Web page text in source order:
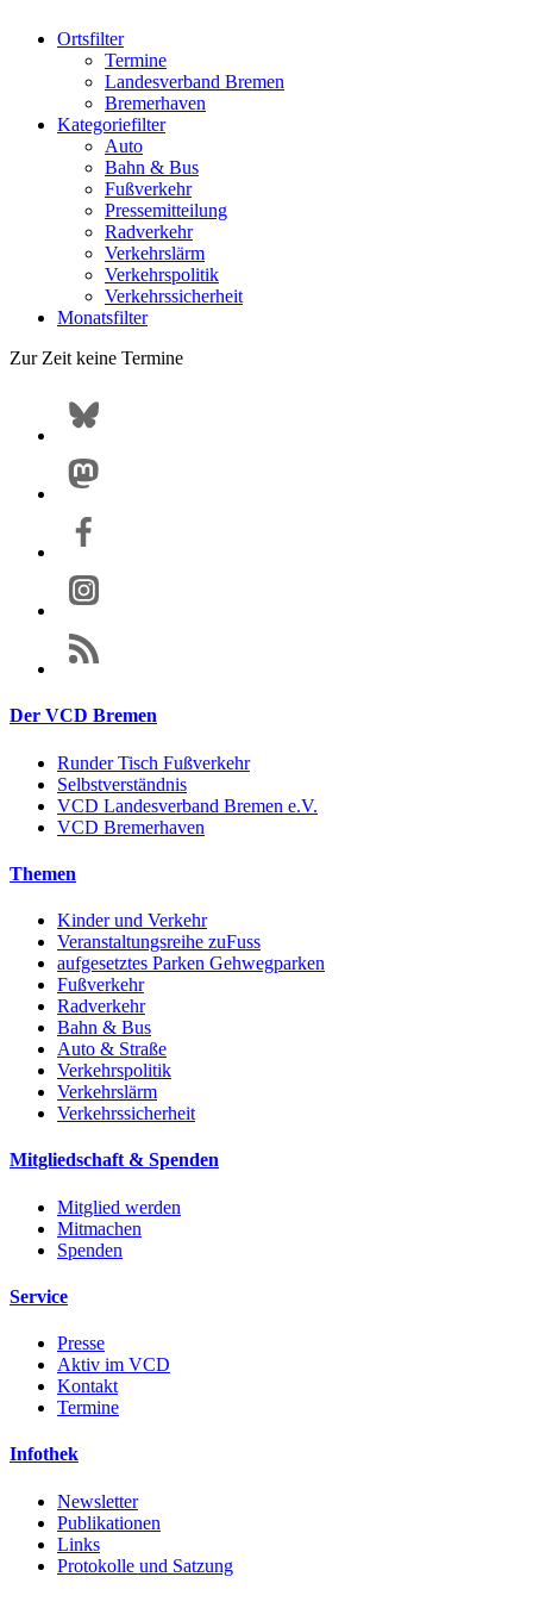
Ortsfilter
Termine
Landesverband Bremen
Bremerhaven
Kategoriefilter
Auto
Bahn & Bus
Fußverkehr
Pressemitteilung
Radverkehr
Verkehrslärm
Verkehrspolitik
Verkehrssicherheit
Monatsfilter
Zur Zeit keine Termine
Der VCD Bremen
Runder Tisch Fußverkehr
Selbstverständnis
VCD Landesverband Bremen e.V.
VCD Bremerhaven
Themen
Kinder und Verkehr
Veranstaltungsreihe zuFuss
aufgesetztes Parken Gehwegparken
Fußverkehr
Radverkehr
Bahn & Bus
Auto & Straße
Verkehrspolitik
Verkehrslärm
Verkehrssicherheit
Mitgliedschaft & Spenden
Mitglied werden
Mitmachen
Spenden
Service
Presse
Aktiv im VCD
Kontakt
Termine
Infothek
Newsletter
Publikationen
Links
Protokolle und Satzung